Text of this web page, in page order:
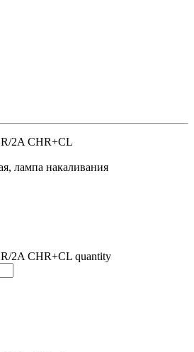
2A CHR+CL
лампа накаливания
2A CHR+CL quantity